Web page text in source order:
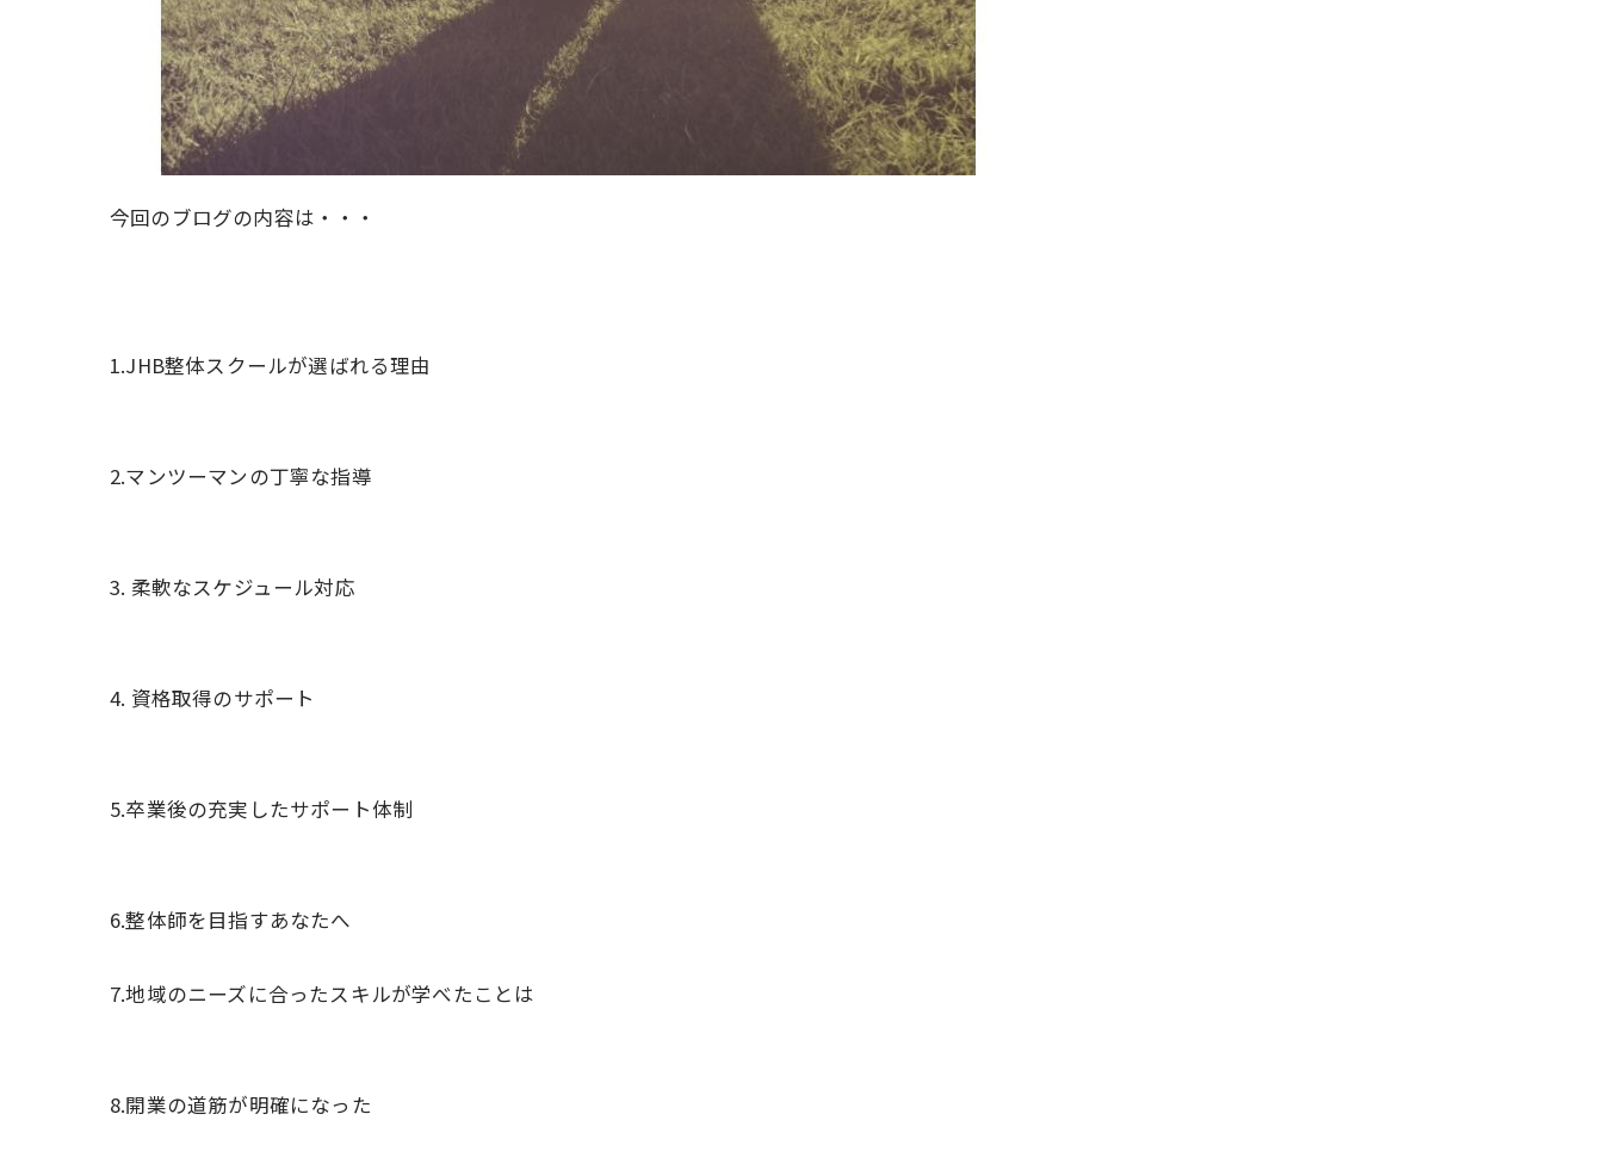
今回のブログの内容は・・・
1.JHB整体スクールが選ばれる理由
2.マンツーマンの丁寧な指導
3. 柔軟なスケジュール対応
4. 資格取得のサポート
5.卒業後の充実したサポート体制
6.整体師を目指すあなたへ
7.地域のニーズに合ったスキルが学べたことは
8.開業の道筋が明確になった